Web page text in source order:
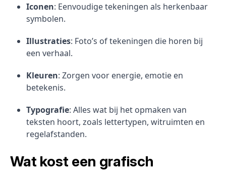
Iconen: Eenvoudige tekeningen als herkenbaar
symbolen.
Illustraties: Foto’s of tekeningen die horen bij
een verhaal.
Kleuren: Zorgen voor energie, emotie en
betekenis.
Typografie: Alles wat bij het opmaken van
teksten hoort, zoals lettertypen, witruimten en
regelafstanden.
Wat kost een grafisch